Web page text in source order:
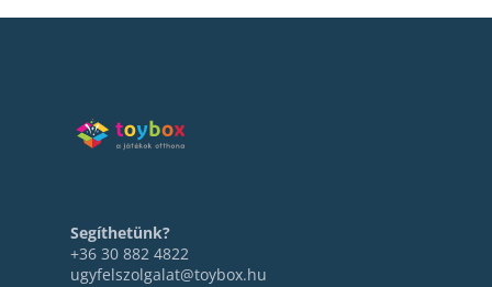
Segíthetünk?
+36 30 882 4822
ugyfelszolgalat@toybox.hu